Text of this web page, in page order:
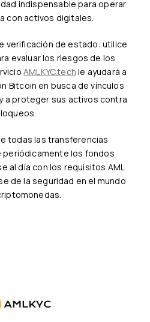
indispensable para operar
con activos digitales.
evaluar los riesgos de los
AMLKYC.tech le ayudará a
Bitcoin en busca de vínculos
a proteger sus activos contra
los fondos
al día con los requisitos AML
de la seguridad en el mundo